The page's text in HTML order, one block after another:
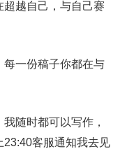
越自己，与自己赛
每一份稿子你都在与
随时都可以写作，
23:40客服通知我去见